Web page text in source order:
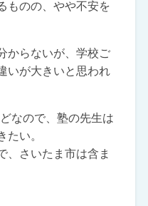
ものの、やや不安を
からないが、学校ご
いが大きいと思われ
なので、塾の先生は
い。
さいたま市は含ま